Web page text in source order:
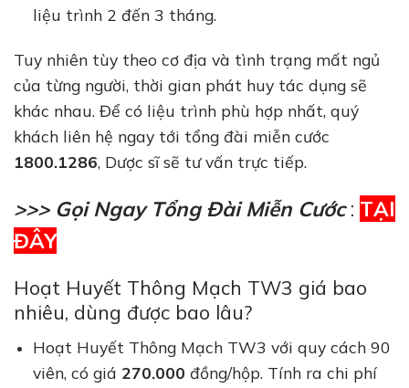
liệu trình 2 đến 3 tháng.
Tuy nhiên tùy theo cơ địa và tình trạng mất ngủ
của từng người, thời gian phát huy tác dụng sẽ
khác nhau. Để có liệu trình phù hợp nhất, quý
khách liên hệ ngay tới tổng đài miễn cước
1800.1286, Dược sĩ sẽ tư vấn trực tiếp.
>>> Gọi Ngay Tổng Đài Miễn Cước: TẠI
ĐÂY
Hoạt Huyết Thông Mạch TW3 giá bao
nhiêu, dùng được bao lâu?
Hoạt Huyết Thông Mạch TW3 với quy cách 90
viên, có giá 270.000 đồng/hộp. Tính ra chi phí